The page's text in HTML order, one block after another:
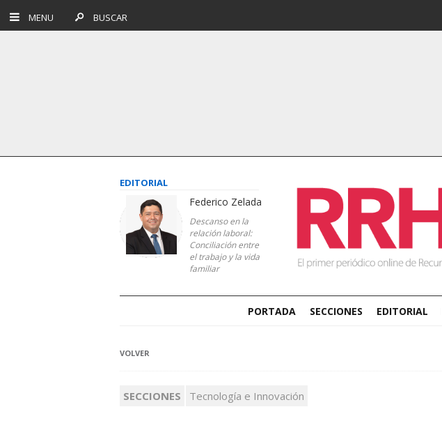
MENU BUSCAR
EDITORIAL
Federico Zelada
Descanso en la
relación laboral:
Conciliación entre
el trabajo y la vida
familiar
PORTADA SECCIONES EDITORIAL
VOLVER
SECCIONES Tecnología e Innovación